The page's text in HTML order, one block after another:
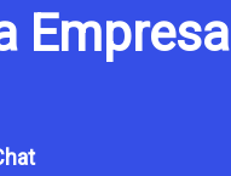
Empresa